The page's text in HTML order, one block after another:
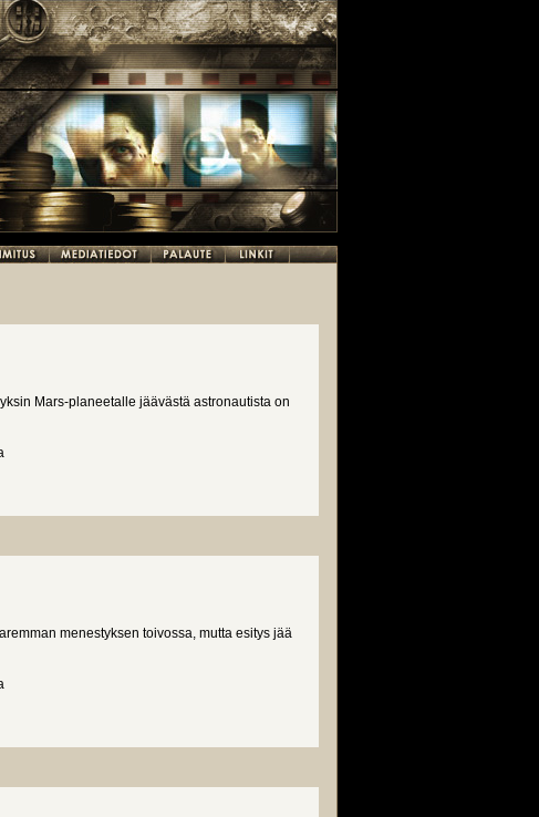
Mars-planeetalle jäävästä astronautista on
menestyksen toivossa, mutta esitys jää